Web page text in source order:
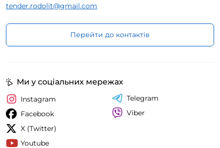
tender.rodolit@gmail.com
Перейти до контактів
Ми у соціальних мережах
Instagram
Facebook
X (Twitter)
Youtube
Telegram
Viber